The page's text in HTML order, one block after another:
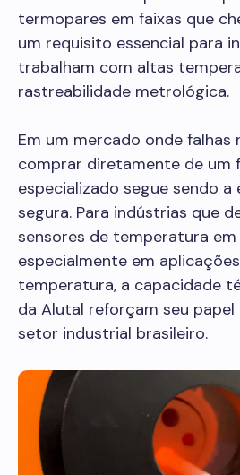
termopares em faixas que
um requisito essencial para
trabalham com altas
rastreabilidade metrológica.
Em um mercado onde falhas
comprar diretamente de um
especializado segue sendo a
segura. Para indústrias que
sensores de temperatura
especialmente em
temperatura, a capacidade
da Alutal reforçam seu
setor industrial brasileiro.